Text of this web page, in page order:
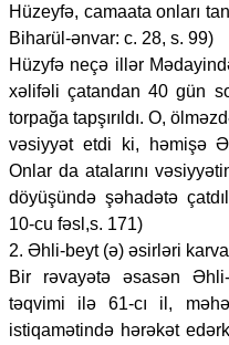
Hüzeyfə, camaata onları
Biharül-ənvar: c. 28, s. 99)
Hüzyfə neçə illər
xəlifəli çatandan 40 gün
torpağa tapşırıldı. O,
vəsiyyət etdi ki, həmişə
Onlar da atalarını
döyüşündə şəhadətə
10-cu fəsl,s. 171)
2. Əhli-beyt (ə) əsirləri
Bir rəvayətə əsasən
təqvimi ilə 61-cı il,
istiqamətində hərəkət